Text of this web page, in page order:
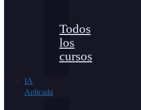
Todos
los
cursos
IA
Aplicada